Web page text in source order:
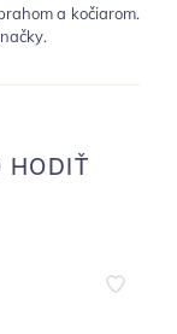
a kočiarom.
HODIŤ